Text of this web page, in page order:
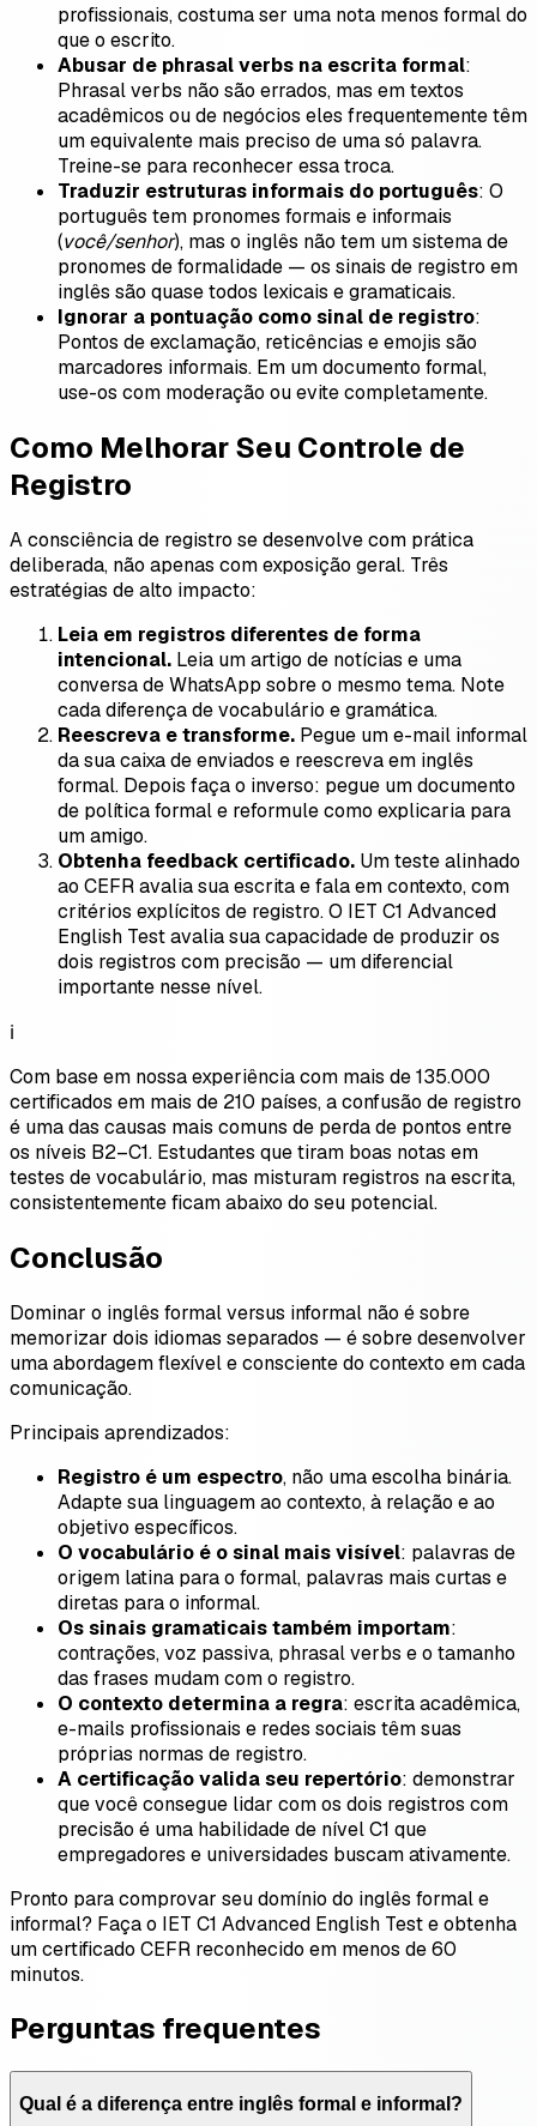
profissionais, costuma ser uma nota menos formal do
que o escrito.
Abusar de phrasal verbs na escrita formal:
Phrasal verbs não são errados, mas em textos
acadêmicos ou de negócios eles frequentemente têm
um equivalente mais preciso de uma só palavra.
Treine-se para reconhecer essa troca.
Traduzir estruturas informais do português: O
português tem pronomes formais e informais
(você/senhor), mas o inglês não tem um sistema de
pronomes de formalidade — os sinais de registro em
inglês são quase todos lexicais e gramaticais.
Ignorar a pontuação como sinal de registro:
Pontos de exclamação, reticências e emojis são
marcadores informais. Em um documento formal,
use-os com moderação ou evite completamente.
Como Melhorar Seu Controle de
Registro
A consciência de registro se desenvolve com prática
deliberada, não apenas com exposição geral. Três
estratégias de alto impacto:
Leia em registros diferentes de forma
intencional. Leia um artigo de notícias e uma
conversa de WhatsApp sobre o mesmo tema. Note
cada diferença de vocabulário e gramática.
Reescreva e transforme. Pegue um e-mail informal
da sua caixa de enviados e reescreva em inglês
formal. Depois faça o inverso: pegue um documento
de política formal e reformule como explicaria para
um amigo.
Obtenha feedback certificado. Um teste alinhado
ao CEFR avalia sua escrita e fala em contexto, com
critérios explícitos de registro. O IET C1 Advanced
English Test avalia sua capacidade de produzir os
dois registros com precisão — um diferencial
importante nesse nível.
ℹ️
Com base em nossa experiência com mais de 135.000
certificados em mais de 210 países, a confusão de registro
é uma das causas mais comuns de perda de pontos entre
os níveis B2–C1. Estudantes que tiram boas notas em
testes de vocabulário, mas misturam registros na escrita,
consistentemente ficam abaixo do seu potencial.
Conclusão
Dominar o inglês formal versus informal não é sobre
memorizar dois idiomas separados — é sobre desenvolver
uma abordagem flexível e consciente do contexto em cada
comunicação.
Principais aprendizados:
Registro é um espectro, não uma escolha binária.
Adapte sua linguagem ao contexto, à relação e ao
objetivo específicos.
O vocabulário é o sinal mais visível: palavras de
origem latina para o formal, palavras mais curtas e
diretas para o informal.
Os sinais gramaticais também importam:
contrações, voz passiva, phrasal verbs e o tamanho
das frases mudam com o registro.
O contexto determina a regra: escrita acadêmica,
e-mails profissionais e redes sociais têm suas
próprias normas de registro.
A certificação valida seu repertório: demonstrar
que você consegue lidar com os dois registros com
precisão é uma habilidade de nível C1 que
empregadores e universidades buscam ativamente.
Pronto para comprovar seu domínio do inglês formal e
informal? Faça o IET C1 Advanced English Test e obtenha
um certificado CEFR reconhecido em menos de 60
minutos.
Perguntas frequentes
Qual é a diferença entre inglês formal e informal?